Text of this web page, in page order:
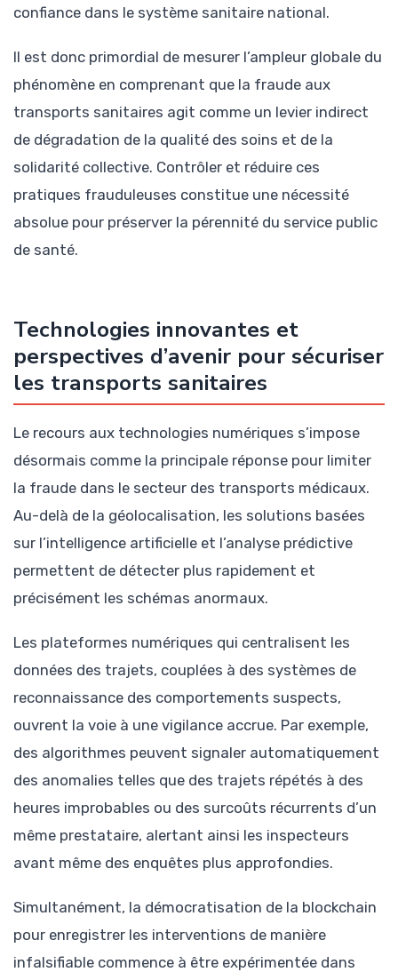
confiance dans le système sanitaire national.
Il est donc primordial de mesurer l’ampleur globale du
phénomène en comprenant que la fraude aux
transports sanitaires agit comme un levier indirect
de dégradation de la qualité des soins et de la
solidarité collective. Contrôler et réduire ces
pratiques frauduleuses constitue une nécessité
absolue pour préserver la pérennité du service public
de santé.
Technologies innovantes et
perspectives d’avenir pour sécuriser
les transports sanitaires
Le recours aux technologies numériques s’impose
désormais comme la principale réponse pour limiter
la fraude dans le secteur des transports médicaux.
Au-delà de la géolocalisation, les solutions basées
sur l’intelligence artificielle et l’analyse prédictive
permettent de détecter plus rapidement et
précisément les schémas anormaux.
Les plateformes numériques qui centralisent les
données des trajets, couplées à des systèmes de
reconnaissance des comportements suspects,
ouvrent la voie à une vigilance accrue. Par exemple,
des algorithmes peuvent signaler automatiquement
des anomalies telles que des trajets répétés à des
heures improbables ou des surcoûts récurrents d’un
même prestataire, alertant ainsi les inspecteurs
avant même des enquêtes plus approfondies.
Simultanément, la démocratisation de la blockchain
pour enregistrer les interventions de manière
infalsifiable commence à être expérimentée dans